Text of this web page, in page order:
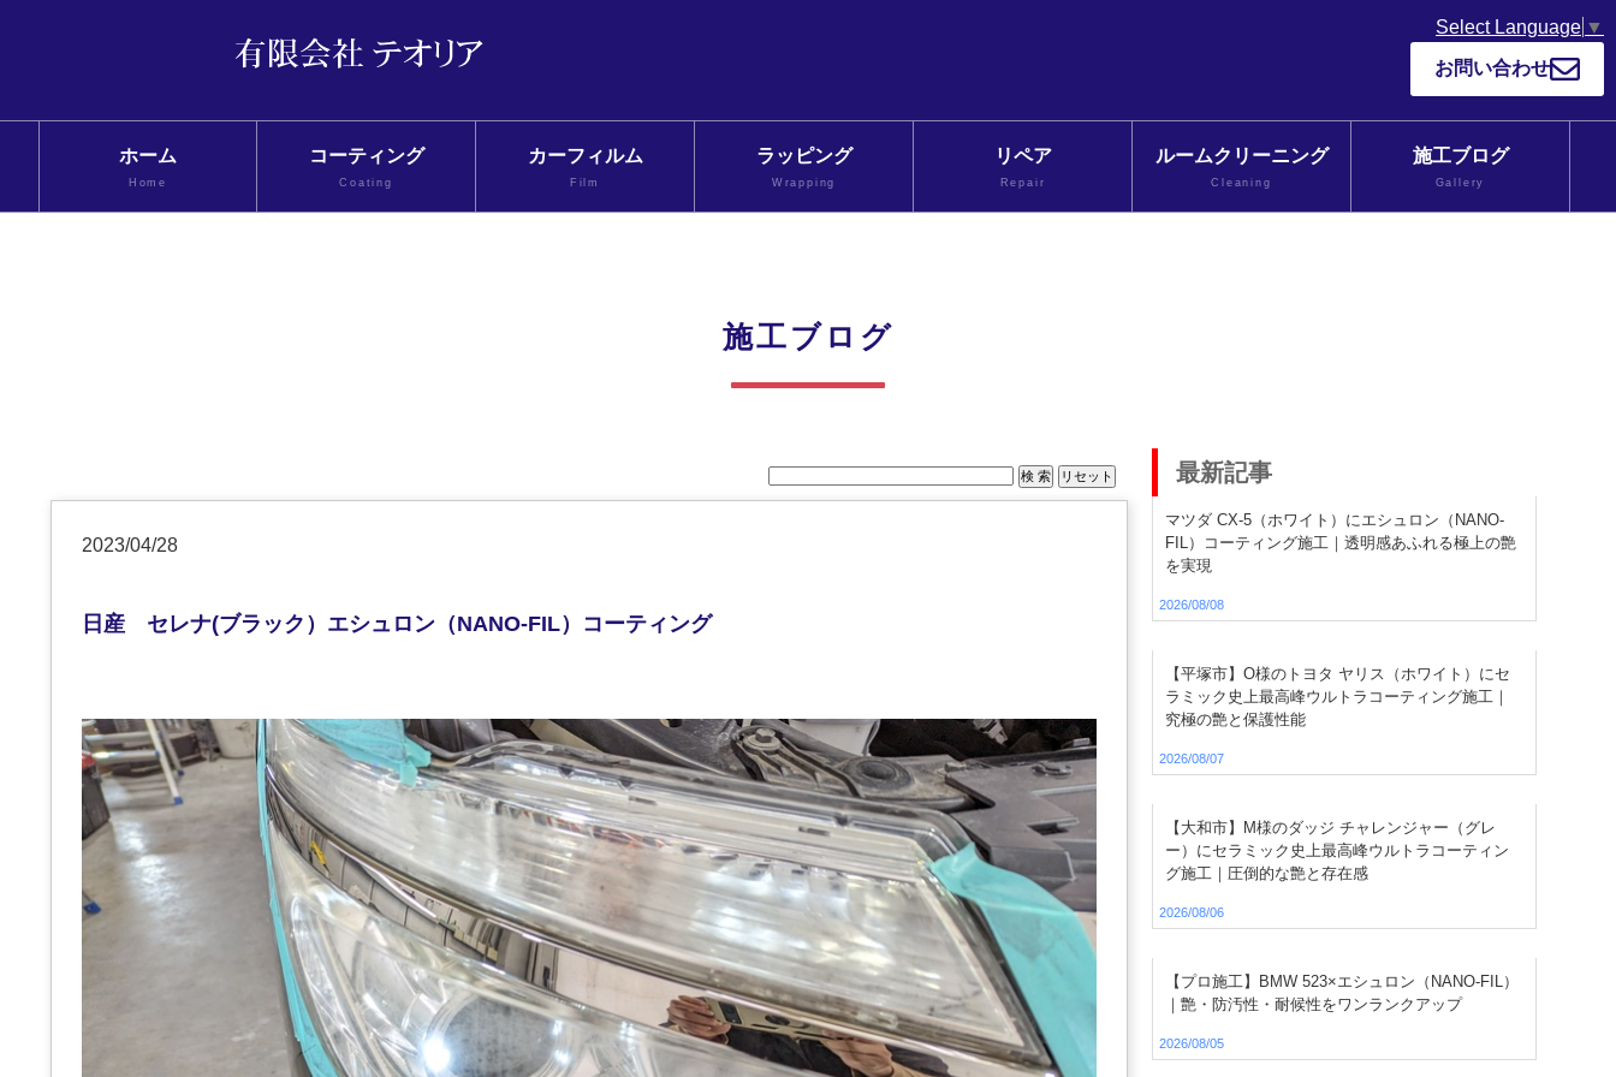
Select Language ▼
お問い合わせ
ホーム
Home
コーティング
Coating
カーフィルム
Film
ラッピング
Wrapping
リペア
Repair
ルームクリーニング
Cleaning
施工ブログ
Gallery
施工ブログ
2023/04/28
日産 セレナ(ブラック）エシュロン（NANO-FIL）コーティング
最新記事
マツダ CX-5（ホワイト）にエシュロン（NANO-
FIL）コーティング施工｜透明感あふれる極上の艶
を実現
2026/08/08
【平塚市】O様のトヨタ ヤリス（ホワイト）にセ
ラミック史上最高峰ウルトラコーティング施工｜
究極の艶と保護性能
2026/08/07
【大和市】M様のダッジ チャレンジャー（グレ
ー）にセラミック史上最高峰ウルトラコーティン
グ施工｜圧倒的な艶と存在感
2026/08/06
【プロ施工】BMW 523×エシュロン（NANO-FIL）
｜艶・防汚性・耐候性をワンランクアップ
2026/08/05